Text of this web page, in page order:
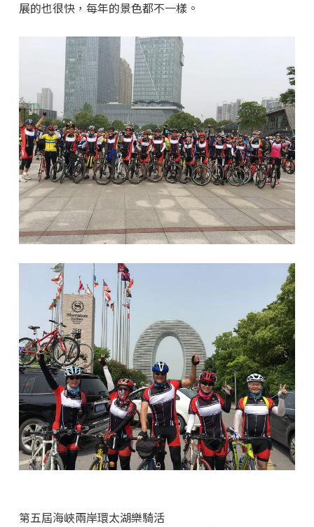
展的也很快，每年的景色都不一樣。
第五屆海峽兩岸環太湖樂騎活